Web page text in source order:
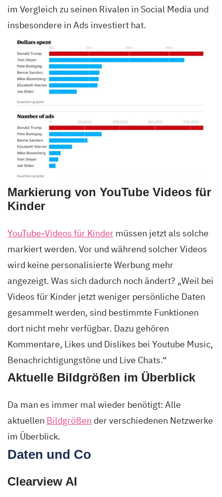
im Vergleich zu seinen Rivalen in Social Media und
insbesondere in Ads investiert hat.
Markierung von YouTube Videos für
Kinder
YouTube-Videos für Kinder müssen jetzt als solche
markiert werden. Vor und während solcher Videos
wird keine personalisierte Werbung mehr
angezeigt. Was sich dadurch noch ändert? „Weil bei
Videos für Kinder jetzt weniger persönliche Daten
gesammelt werden, sind bestimmte Funktionen
dort nicht mehr verfügbar. Dazu gehören
Kommentare, Likes und Dislikes bei Youtube Music,
Benachrichtigungstöne und Live Chats.“
Aktuelle Bildgrößen im Überblick
Da man es immer mal wieder benötigt: Alle
aktuellen Bildgrößen der verschiedenen Netzwerke
im Überblick.
Daten und Co
Clearview AI